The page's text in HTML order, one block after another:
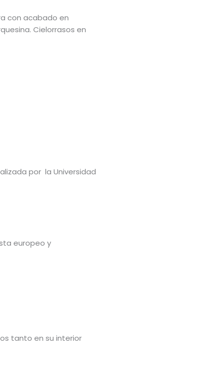
con acabado en
Cielorrasos en
por la Universidad
europeo y
tanto en su interior